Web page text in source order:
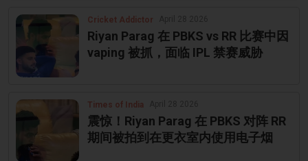
Cricket Addictor
Riyan Parag 在 PBKS vs RR 比赛中因
vaping 被抓，面临 IPL 禁赛威胁
Times of India
震惊！Riyan Parag 在 PBKS 对阵 RR
期间被拍到在更衣室内使用电子烟